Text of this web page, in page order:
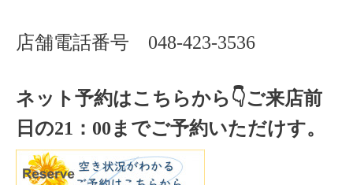
店舗電話番号 048-423-3536
ネット予約はこちらから👇ご来店前
日の21 ： 00までご予約いただけす。